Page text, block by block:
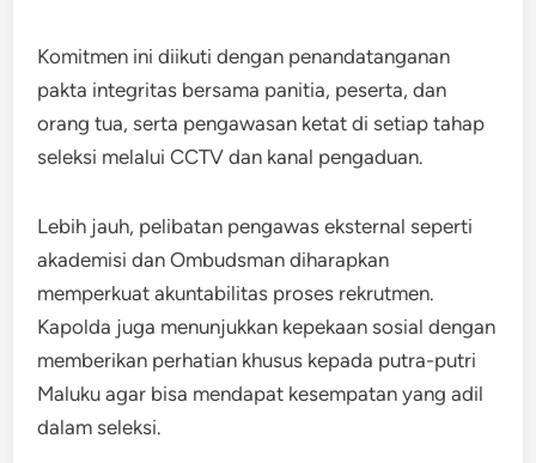
Komitmen ini diikuti dengan penandatanganan
pakta integritas bersama panitia, peserta, dan
orang tua, serta pengawasan ketat di setiap tahap
seleksi melalui CCTV dan kanal pengaduan.
Lebih jauh, pelibatan pengawas eksternal seperti
akademisi dan Ombudsman diharapkan
memperkuat akuntabilitas proses rekrutmen.
Kapolda juga menunjukkan kepekaan sosial dengan
memberikan perhatian khusus kepada putra-putri
Maluku agar bisa mendapat kesempatan yang adil
dalam seleksi.